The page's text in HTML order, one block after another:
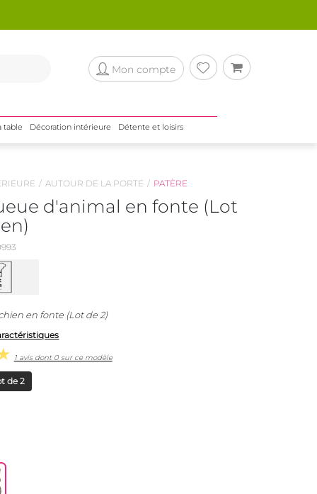
Mon compte
table Décoration intérieure Détente et loisirs
AUTOUR DE LA PORTE PATÈRE
d'animal en fonte (Lot
en fonte (Lot de 2)
1 avis dont 0 sur ce modèle
de 2